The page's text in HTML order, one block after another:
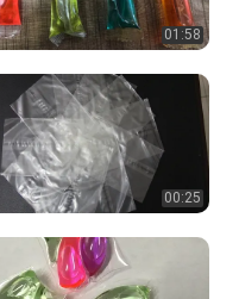
01:58
00:25